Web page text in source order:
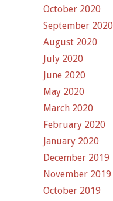
October 2020
September 2020
August 2020
July 2020
June 2020
May 2020
March 2020
February 2020
January 2020
December 2019
November 2019
October 2019